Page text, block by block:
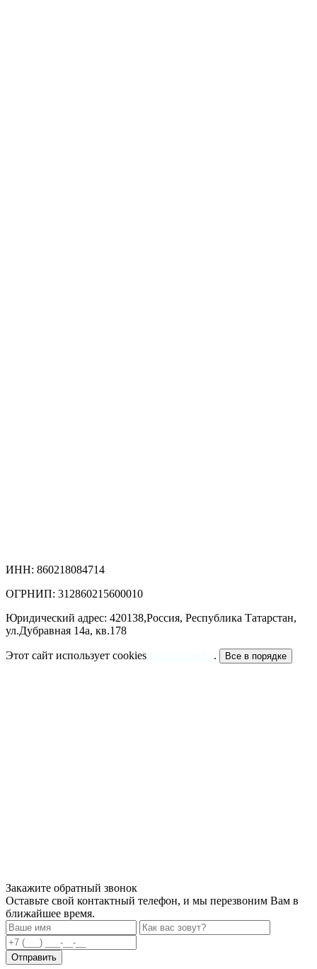
ИНН: 860218084714
ОГРНИП: 312860215600010
Юридический адрес: 420138,Россия, Республика Татарстан,
ул.Дубравная 14а, кв.178
Этот сайт использует cookies . Все в порядке
Закажите обратный звонок
Оставьте свой контактный телефон, и мы перезвоним Вам в
ближайшее время.